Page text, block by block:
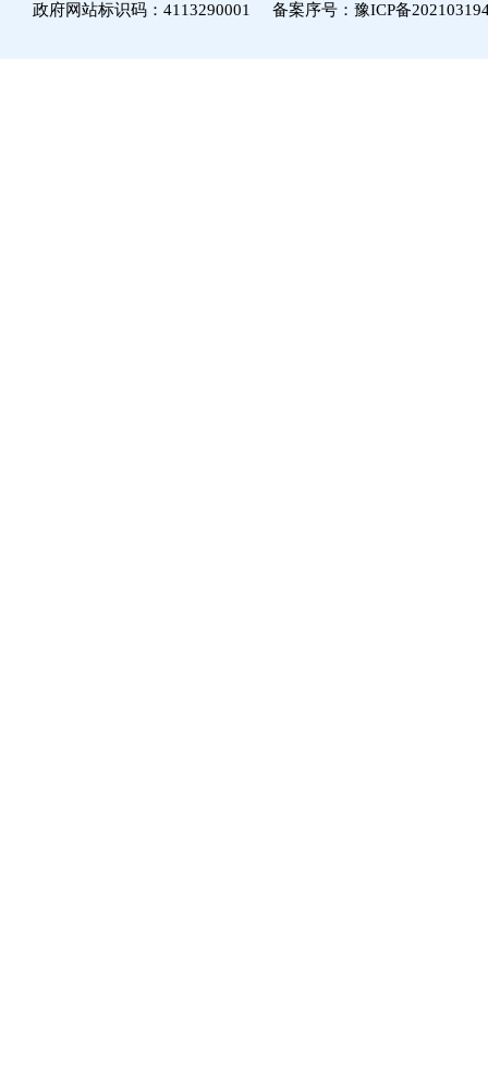
政府网站标识码：4113290001 备案序号： 豫ICP备